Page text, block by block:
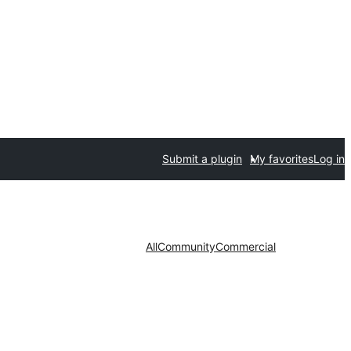
Submit a plugin My favoritesLog in
AllCommunityCommercial